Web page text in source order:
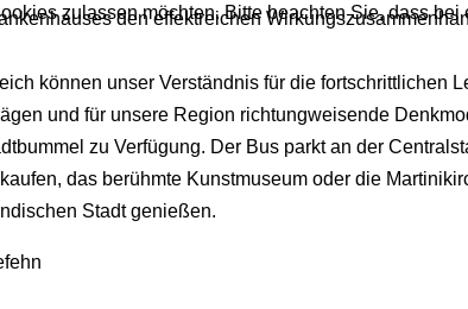
den effektreichen
können unser Verständnis für die fortschrittlichen
und für unsere Region richtungweisende
zu Verfügung. Der Bus parkt an der
das berühmte Kunstmuseum oder die
Stadt genießen.
zulassen möchten. Bitte beachten Sie, dass